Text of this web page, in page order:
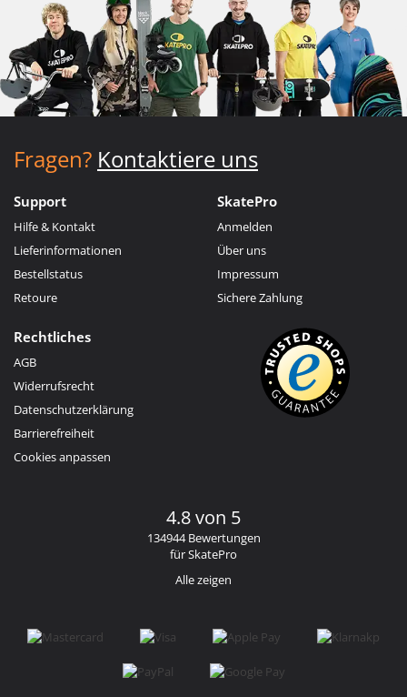
Fragen? Kontaktiere uns
Support
Hilfe & Kontakt
Lieferinformationen
Bestellstatus
Retoure
SkatePro
Anmelden
Über uns
Impressum
Sichere Zahlung
Rechtliches
AGB
Widerrufsrecht
Datenschutzerklärung
Barrierefreiheit
Cookies anpassen
4.8 von 5
134944 Bewertungen
für SkatePro
Alle zeigen